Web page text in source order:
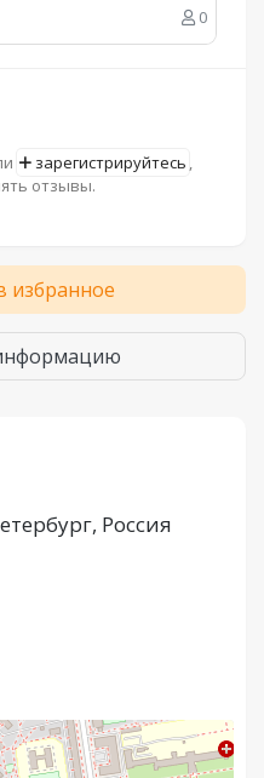
0
зарегистрируйтесь ,
отзывы.
избранное
Россия